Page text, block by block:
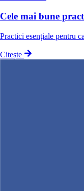
Cele mai bune
Practici esențiale pentru
Citește